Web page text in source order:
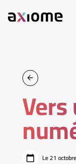
Le 21